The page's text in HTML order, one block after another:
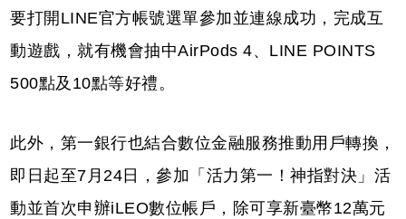
要打開LINE官方帳號選單參加並連線成功，完成互
動遊戲，就有機會抽中AirPods 4、LINE POINTS
500點及10點等好禮。
此外，第一銀行也結合數位金融服務推動用戶轉換，
即日起至7月24日，參加「活力第一！神指對決」活
動並首次申辦iLEO數位帳戶，除可享新臺幣12萬元